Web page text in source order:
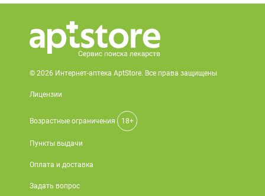
© 2026 Интернет-аптека AptStore. Все права защищены
Лицензии
Возрастные ограничения 18+
Пункты выдачи
Оплата и доставка
Задать вопрос